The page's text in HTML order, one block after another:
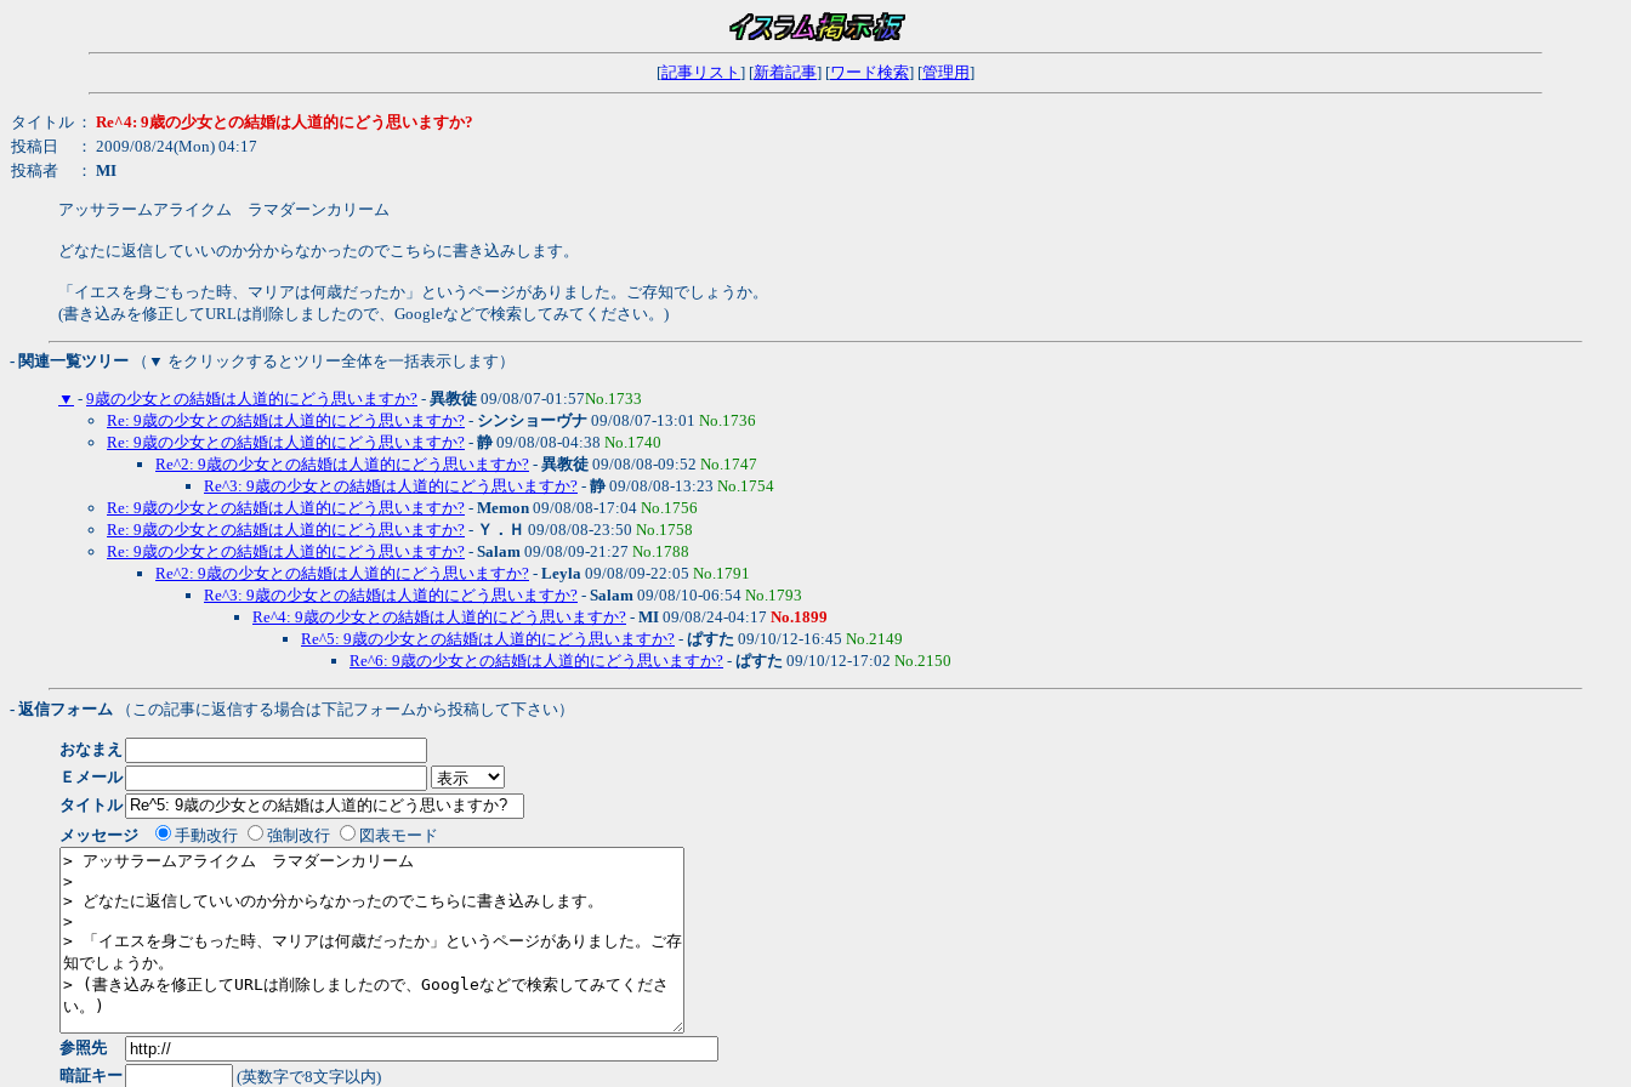
[記事リスト ] [新着記事] [ワード検索] [管理用]
タイトル ： Re^4: 9歳の少女との結婚は人道的にどう思いますか?
投稿日
： 2009/08/24(Mon) 04:17
投稿者
： MI
アッサラームアライクム ラマダーンカリーム
どなたに返信していいのか分からなかったのでこちらに書き込みします。
「イエスを身ごもった時、マリアは何歳だったか」というページがありました。ご存知でしょうか。
(書き込みを修正してURLは削除しましたので、Googleなどで検索してみてください。)
- 関連一覧ツリー （▼ をクリックするとツリー全体を一括表示します）
▼ - 9歳の少女との結婚は人道的にどう思いますか? - 異教徒 09/08/07-01:57No.1733
Re: 9歳の少女との結婚は人道的にどう思いますか? - シンショーヴナ 09/08/07-13:01 No.1736
Re: 9歳の少女との結婚は人道的にどう思いますか? - 静 09/08/08-04:38 No.1740
Re^2: 9歳の少女との結婚は人道的にどう思いますか? - 異教徒 09/08/08-09:52 No.1747
Re^3: 9歳の少女との結婚は人道的にどう思いますか? - 静 09/08/08-13:23 No.1754
Re: 9歳の少女との結婚は人道的にどう思いますか? - Memon 09/08/08-17:04 No.1756
Re: 9歳の少女との結婚は人道的にどう思いますか? - Ｙ．Ｈ 09/08/08-23:50 No.1758
Re: 9歳の少女との結婚は人道的にどう思いますか? - Salam 09/08/09-21:27 No.1788
Re^2: 9歳の少女との結婚は人道的にどう思いますか? - Leyla 09/08/09-22:05 No.1791
Re^3: 9歳の少女との結婚は人道的にどう思いますか? - Salam 09/08/10-06:54 No.1793
Re^4: 9歳の少女との結婚は人道的にどう思いますか? - MI 09/08/24-04:17 No.1899
Re^5: 9歳の少女との結婚は人道的にどう思いますか? - ぱすた 09/10/12-16:45 No.2149
Re^6: 9歳の少女との結婚は人道的にどう思いますか? - ぱすた 09/10/12-17:02 No.2150
- 返信フォーム （この記事に返信する場合は下記フォームから投稿して下さい）
おなまえ
Ｅメール
タイトル
メッセージ
手動改行 強制改行 図表モード
参照先
暗証キー
(英数字で8文字以内)